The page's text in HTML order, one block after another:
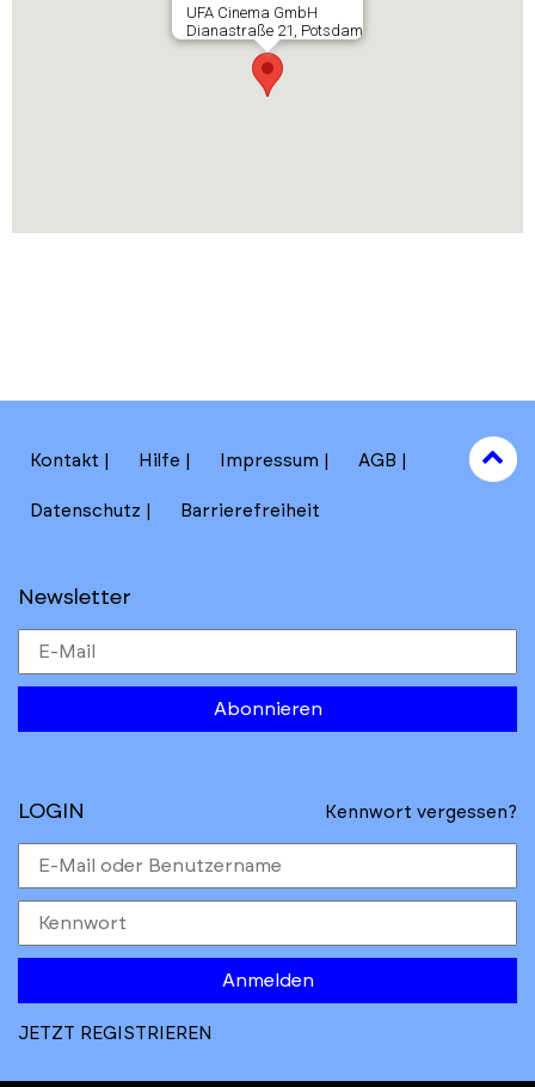
UFA Cinema GmbH
Dianastraße 21, Potsdam
Kontakt Hilfe Impressum AGB
Datenschutz Barrierefreiheit
Newsletter
Abonnieren
to
top
LOGIN Kennwort vergessen?
Anmelden
JETZT REGISTRIEREN